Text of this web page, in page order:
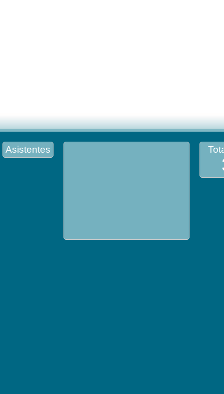
Asistentes